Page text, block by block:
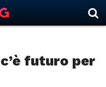
futuro per